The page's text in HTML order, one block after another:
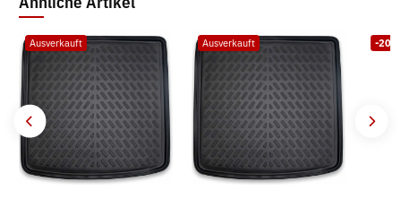
Ausverkauft Ausverkauft -20%